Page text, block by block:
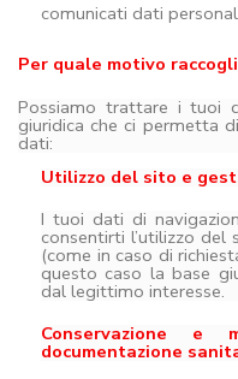
comunicati dati
Per quale motivo
Possiamo trattare i tuoi
giuridica che ci permetta
dati:
Utilizzo del sito e
I tuoi dati di
consentirti l’utilizzo del
(come in caso di
questo caso la base
dal legittimo interesse.
Conservazione e
documentazione